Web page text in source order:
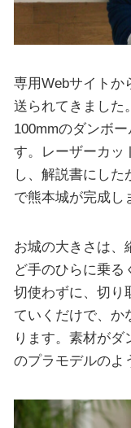
専用Webサイトか
送られてきました
100mmのダンボ
す。レーザーカッ
し、解説書にした
で熊本城が完成し
お城の大きさは、
ど手のひらに乗る
切使わずに、切り
ていくだけで、か
ります。素材が
のプラモデルのよ